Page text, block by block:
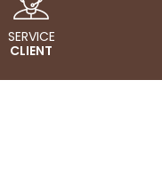
SERVICE
CLIENT